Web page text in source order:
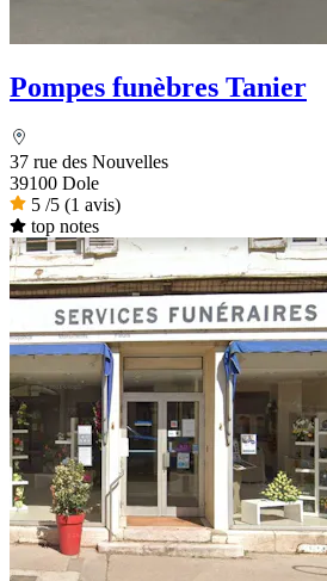
Pompes funèbres Tanier
37 rue des Nouvelles
39100 Dole
5 /5 (1 avis)
top notes